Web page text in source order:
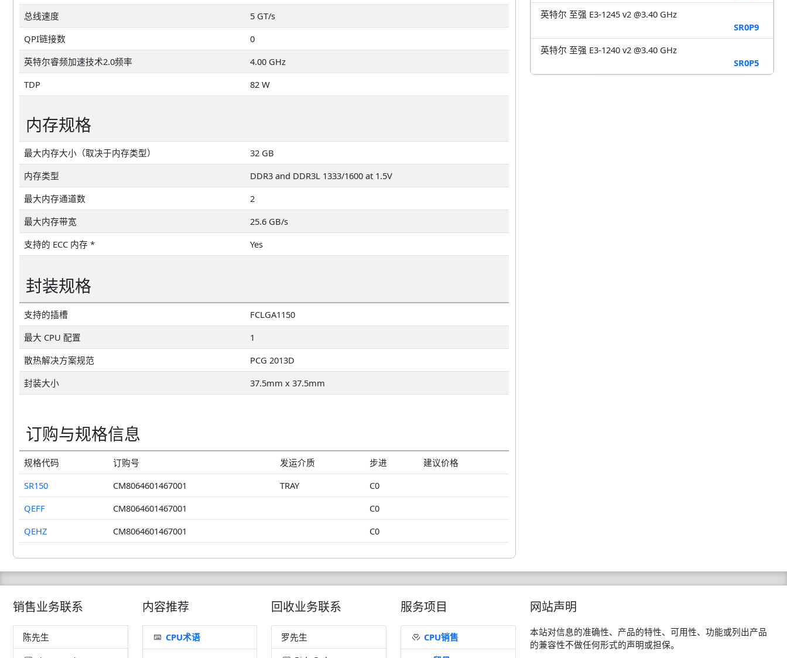
总线速度
5 GT/s
QPI链接数
0
英特尔睿频加速技术2.0频率
4.00 GHz
TDP
82 W
内存规格
最大内存大小（取决于内存类型）
32 GB
内存类型
DDR3 and DDR3L 1333/1600 at 1.5V
最大内存通道数
2
最大内存带宽
25.6 GB/s
支持的 ECC 内存 *
Yes
封装规格
支持的插槽
FCLGA1150
最大 CPU 配置
1
散热解决方案规范
PCG 2013D
封装大小
37.5mm x 37.5mm
订购与规格信息
规格代码 订购号 发运介质 步进
建议价格
SR150
CM8064601467001 TRAY
C0
QEFF
CM8064601467001
C0
QEHZ
CM8064601467001 C0
英特尔 至强 E3-1245 v2 @3.40 GHz
SR0P9
英特尔 至强 E3-1240 v2 @3.40 GHz
SR0P5
销售业务联系
陈先生
内容推荐
CPU术语
回收业务联系
罗先生
服务项目
CPU销售
网站声明
本站对信息的准确性、产品的特性、可用性、功能或列出产品
的兼容性不做任何形式的声明或担保。